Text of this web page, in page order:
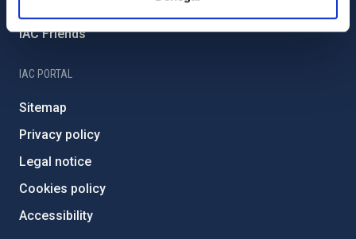
IAC Friends
IAC PORTAL
Sitemap
Privacy policy
Legal notice
Cookies policy
Accessibility